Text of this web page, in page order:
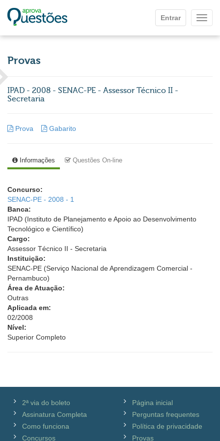
Entrar
Provas
IPAD - 2008 - SENAC-PE - Assessor Técnico II -
Secretaria
Prova Gabarito
Informações Questões On-line
Concurso:
SENAC-PE - 2008 - 1
Banca:
IPAD (Instituto de Planejamento e Apoio ao Desenvolvimento
Tecnológico e Científico)
Cargo:
Assessor Técnico II - Secretaria
Instituição:
SENAC-PE (Serviço Nacional de Aprendizagem Comercial -
Pernambuco)
Área de Atuação:
Outras
Aplicada em:
02/2008
Nível:
Superior Completo
2ª via do boleto
Assinatura Completa
Como funciona
Concursos
Página inicial
Perguntas frequentes
Política de privacidade
Provas